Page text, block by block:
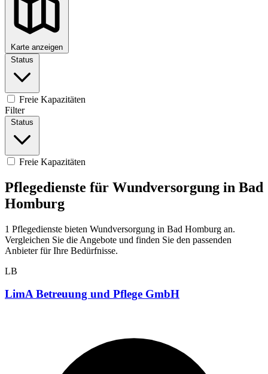
Karte anzeigen
Status
Freie Kapazitäten
Filter
Status
Freie Kapazitäten
Pflegedienste für Wundversorgung in Bad
Homburg
1 Pflegedienste bieten Wundversorgung in Bad Homburg an.
Vergleichen Sie die Angebote und finden Sie den passenden
Anbieter für Ihre Bedürfnisse.
LB
LimA Betreuung und Pflege GmbH